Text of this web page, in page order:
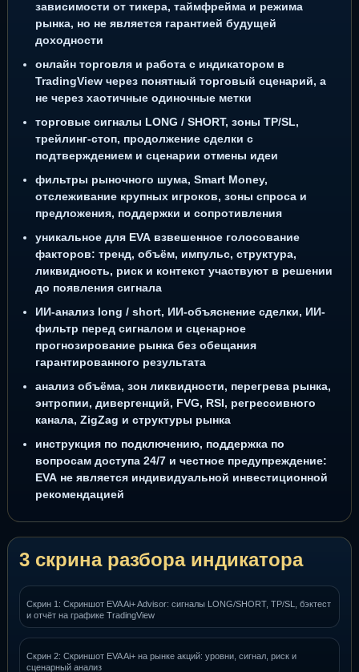
зависимости от тикера, таймфрейма и режима
рынка, но не является гарантией будущей
доходности
онлайн торговля и работа с индикатором в
TradingView через понятный торговый сценарий, а
не через хаотичные одиночные метки
торговые сигналы LONG / SHORT, зоны TP/SL,
трейлинг-стоп, продолжение сделки с
подтверждением и сценарии отмены идеи
фильтры рыночного шума, Smart Money,
отслеживание крупных игроков, зоны спроса и
предложения, поддержки и сопротивления
уникальное для EVA взвешенное голосование
факторов: тренд, объём, импульс, структура,
ликвидность, риск и контекст участвуют в решении
до появления сигнала
ИИ-анализ long / short, ИИ-объяснение сделки, ИИ-
фильтр перед сигналом и сценарное
прогнозирование рынка без обещания
гарантированного результата
анализ объёма, зон ликвидности, перегрева рынка,
энтропии, дивергенций, FVG, RSI, регрессивного
канала, ZigZag и структуры рынка
инструкция по подключению, поддержка по
вопросам доступа 24/7 и честное предупреждение:
EVA не является индивидуальной инвестиционной
рекомендацией
3 скрина разбора индикатора
Скрин 1: Скриншот EVA Ai+ Advisor: сигналы LONG/SHORT, TP/SL, бэктест
и отчёт на графике TradingView
Скрин 2: Скриншот EVA Ai+ на рынке акций: уровни, сигнал, риск и
сценарный анализ